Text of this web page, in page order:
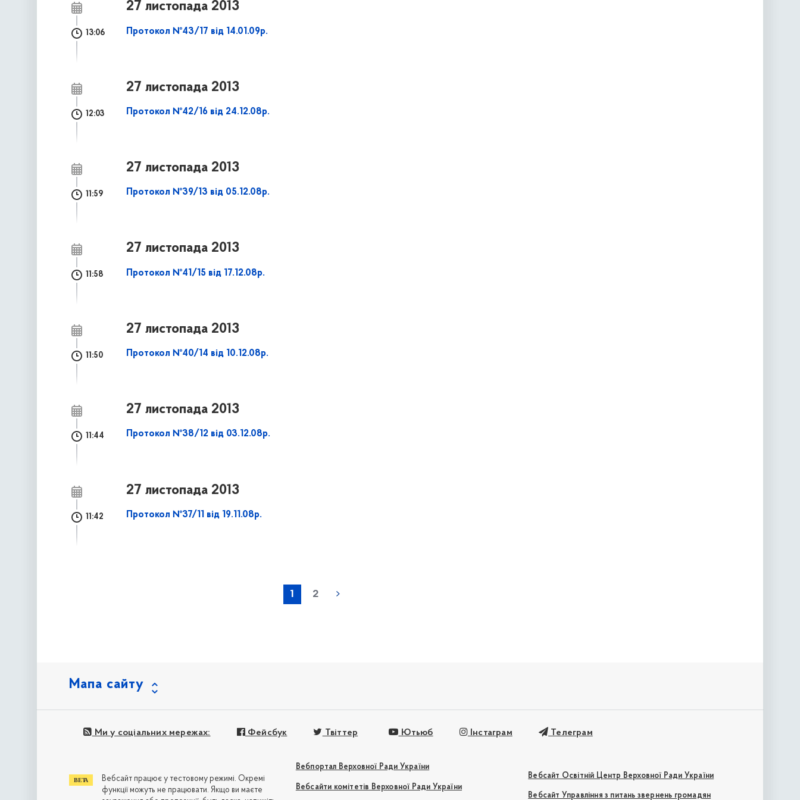
27 листопада 2013
13:06 Протокол №43/17 від 14.01.09р.
27 листопада 2013
12:03 Протокол №42/16 від 24.12.08р.
27 листопада 2013
11:59 Протокол №39/13 від 05.12.08р.
27 листопада 2013
11:58 Протокол №41/15 від 17.12.08р.
27 листопада 2013
11:50 Протокол №40/14 від 10.12.08р.
27 листопада 2013
11:44 Протокол №38/12 від 03.12.08р.
27 листопада 2013
11:42 Протокол №37/11 від 19.11.08р.
1 2
Мапа сайту
Ми у соціальних мережах: Фейсбук Твіттер Ютьюб Інстаграм Телеграм
Вебпортал Верховної Ради України
Вебсайти комітетів Верховної Ради України
Вебсайт Освітній Центр Верховної Ради України
Вебсайт Управління з питань звернень громадян
Вебсайт працює у тестовому режимі. Окремі
функції можуть не працювати. Якщо ви маєте